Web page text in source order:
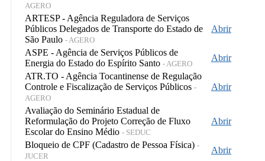
AGERO
ARTESP - Agência Reguladora de Serviços
Públicos Delegados de Transporte do Estado de
São Paulo - AGERO
Abrir
ASPE - Agência de Serviços Públicos de
Energia do Estado do Espírito Santo - AGERO
Abrir
ATR.TO - Agência Tocantinense de Regulação
Controle e Fiscalização de Serviços Públicos -
AGERO
Abrir
Avaliação do Seminário Estadual de
Reformulação do Projeto Correção de Fluxo
Escolar do Ensino Médio - SEDUC
Abrir
Bloqueio de CPF (Cadastro de Pessoa Física) -
JUCER
Abrir